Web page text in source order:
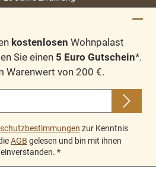
kostenlosen Wohnpalast
Sie einen 5 Euro Gutschein*.
Warenwert von 200 €.
zur Kenntnis
AGB gelesen und bin mit ihnen
einverstanden. *